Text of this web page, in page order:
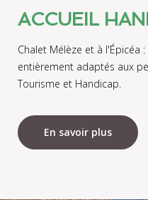
ACCUEIL
Chalet Mélèze et à l'Épicéa
entièrement adaptés aux
Tourisme et Handicap.
En savoir plus